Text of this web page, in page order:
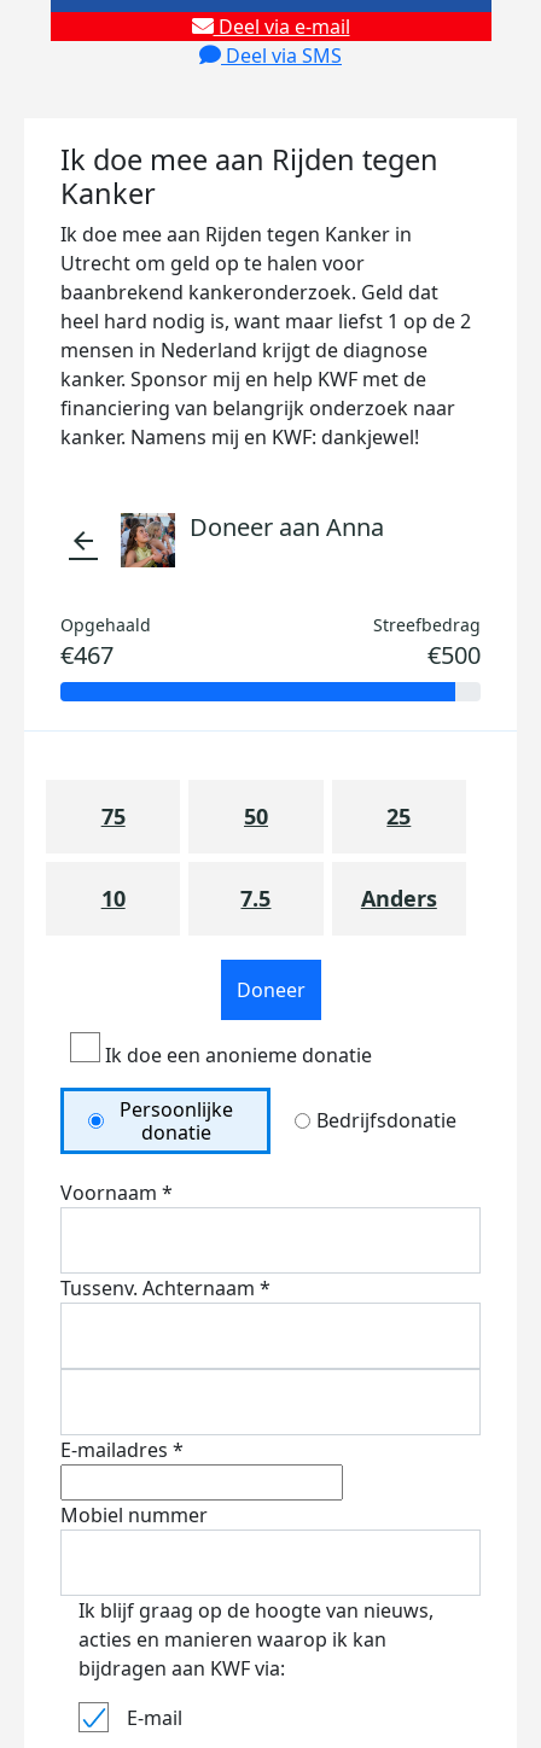
Deel via e-mail
Deel via SMS
Ik doe mee aan Rijden tegen
Kanker
Ik doe mee aan Rijden tegen Kanker in
Utrecht om geld op te halen voor
baanbrekend kankeronderzoek. Geld dat
heel hard nodig is, want maar liefst 1 op de 2
mensen in Nederland krijgt de diagnose
kanker. Sponsor mij en help KWF met de
financiering van belangrijk onderzoek naar
kanker. Namens mij en KWF: dankjewel!
arrow_back Doneer aan Anna
Opgehaald
€467
Streefbedrag
€500
75 50 25
10 7.5 Anders
Doneer
Ik doe een anonieme donatie
Persoonlijke
donatie
Bedrijfsdonatie
Voornaam *
Tussenv. Achternaam *
E-mailadres *
Mobiel nummer
Ik blijf graag op de hoogte van nieuws,
acties en manieren waarop ik kan
bijdragen aan KWF via:
E-mail